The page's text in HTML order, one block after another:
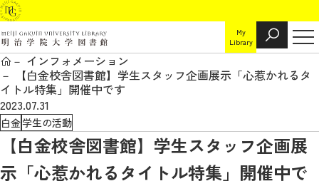
My
Library
インフォメーション
【白金校舎図書館】学生スタッフ企画展示「心惹かれるタ
イトル特集」開催中です
2023.07.31
白金学生の活動
【白金校舎図書館】学生スタッフ企画展
示「心惹かれるタイトル特集」開催中で